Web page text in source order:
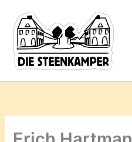
Inhalt
springen
deine
Mail-
Adresse
ein ...